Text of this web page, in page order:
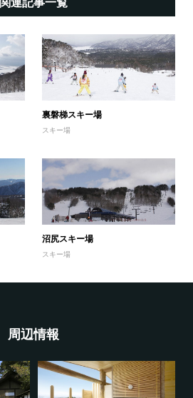
裏磐梯スキー場
スキー場
沼尻スキー場
スキー場
周辺情報